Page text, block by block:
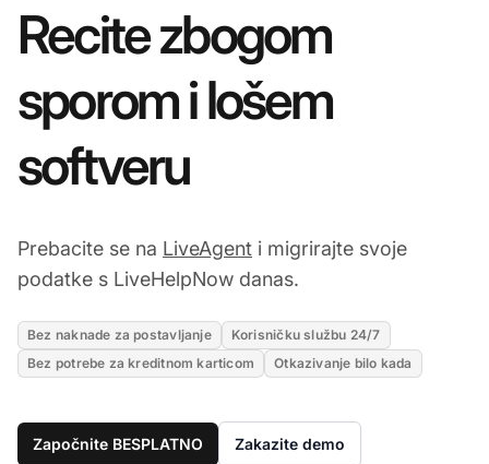
Recite zbogom
sporom i lošem
softveru
Prebacite se na LiveAgent i migrirajte svoje
podatke s LiveHelpNow danas.
Bez naknade za postavljanje
Korisničku službu 24/7
Bez potrebe za kreditnom karticom
Otkazivanje bilo kada
Započnite BESPLATNO Zakazite demo